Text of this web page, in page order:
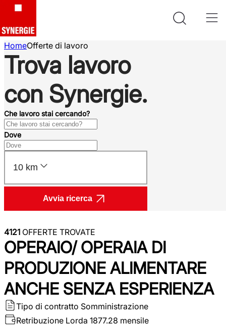
HomeOfferte di lavoro
Trova lavoro
con Synergie.
Che lavoro stai cercando?
Dove
10 km
Avvia ricerca
4121 OFFERTE TROVATE
OPERAIO/ OPERAIA DI
PRODUZIONE ALIMENTARE
ANCHE SENZA ESPERIENZA
Tipo di contratto Somministrazione
Retribuzione Lorda 1877.28 mensile